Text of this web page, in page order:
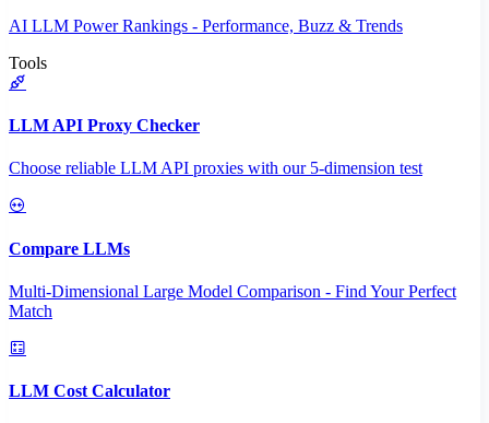
AI LLM Power Rankings - Performance, Buzz & Trends
Tools
LLM API Proxy Checker
Choose reliable LLM API proxies with our 5-dimension test
Compare LLMs
Multi-Dimensional Large Model Comparison - Find Your Perfect
Match
LLM Cost Calculator